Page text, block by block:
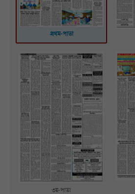
প্রথম-পাতা
৩য়-পাতা